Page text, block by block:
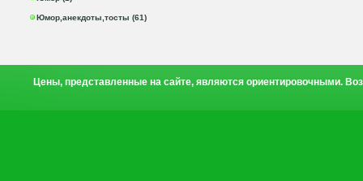
Юмор,анекдоты,тосты (61)
Цены, представленные на сайте, являются ориентировочными.